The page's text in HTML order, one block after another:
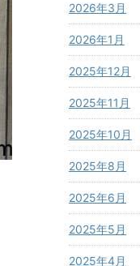
2026年3月
2026年1月
2025年12月
2025年11月
2025年10月
2025年8月
2025年6月
2025年5月
2025年4月